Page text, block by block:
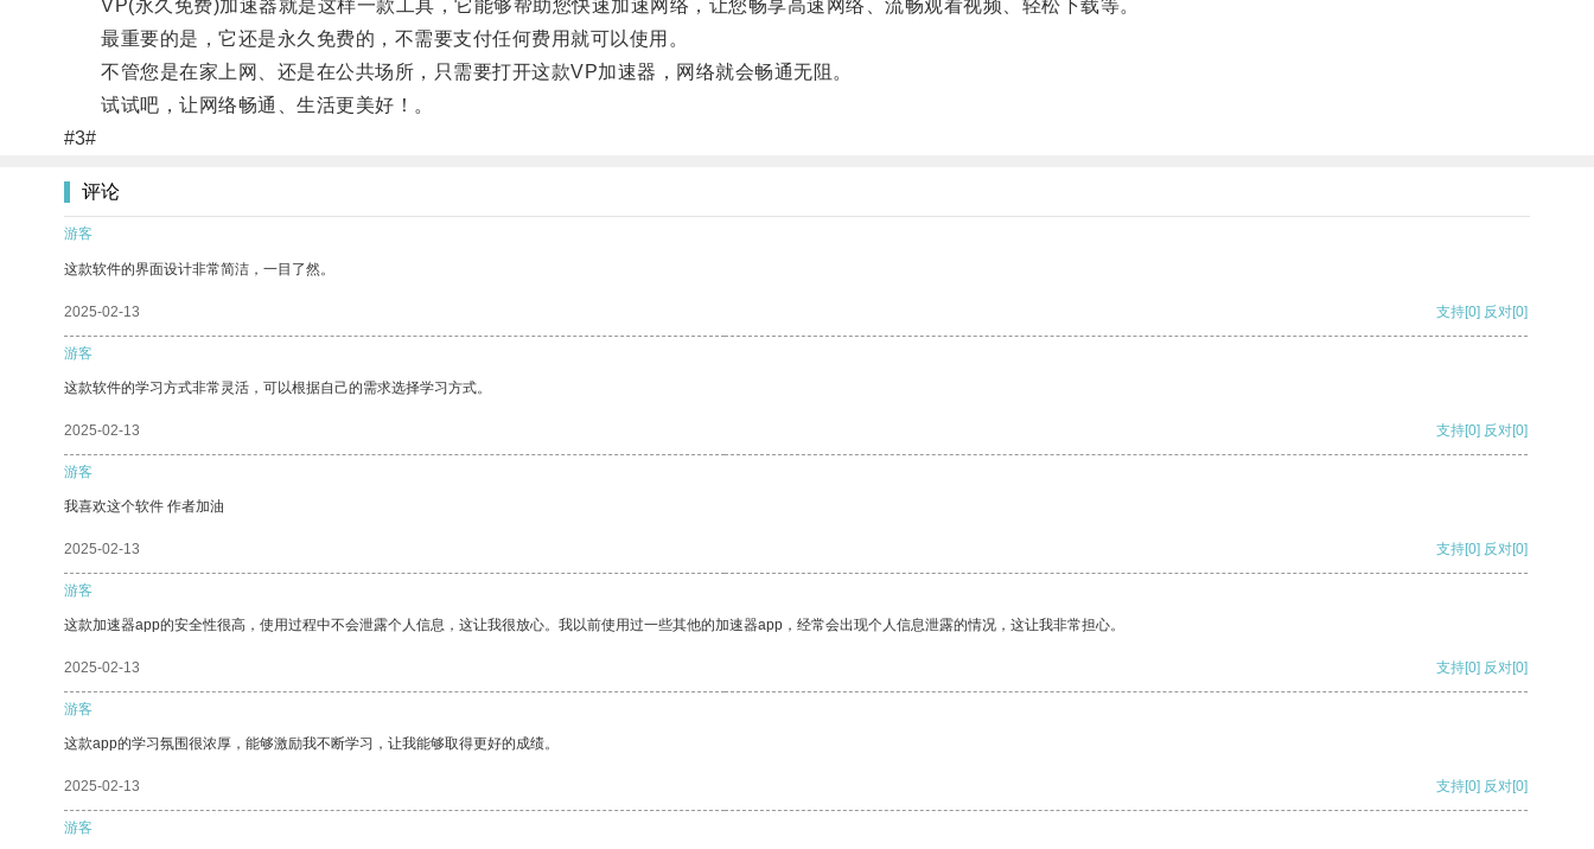
VP(永久免费)加速器就是这样一款工具，它能够帮助您快速加速网络，让您畅享高速网络、流畅观看视频、轻松下载等。
最重要的是，它还是永久免费的，不需要支付任何费用就可以使用。
不管您是在家上网、还是在公共场所，只需要打开这款VP加速器，网络就会畅通无阻。
试试吧，让网络畅通、生活更美好！。
#3#
评论
游客
这款软件的界面设计非常简洁，一目了然。
2025-02-13 支持[0] 反对[0]
游客
这款软件的学习方式非常灵活，可以根据自己的需求选择学习方式。
2025-02-13 支持[0] 反对[0]
游客
我喜欢这个软件 作者加油
2025-02-13 支持[0] 反对[0]
游客
这款加速器app的安全性很高，使用过程中不会泄露个人信息，这让我很放心。我以前使用过一些其他的加速器app，经常会出现个人信息泄露的情况，这让我非常担心。
2025-02-13 支持[0] 反对[0]
游客
这款app的学习氛围很浓厚，能够激励我不断学习，让我能够取得更好的成绩。
2025-02-13 支持[0] 反对[0]
游客